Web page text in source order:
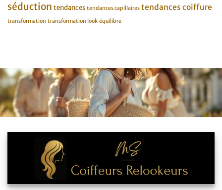
séduction tendances tendances capillaires tendances coiffure
transformation transformation look équilibre